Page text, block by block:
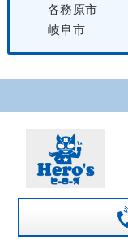
各務原市
岐阜市